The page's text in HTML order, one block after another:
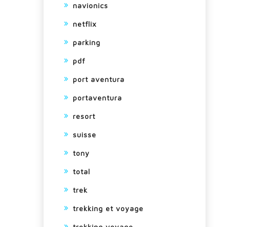
navionics
netflix
parking
pdf
port aventura
portaventura
resort
suisse
tony
total
trek
trekking et voyage